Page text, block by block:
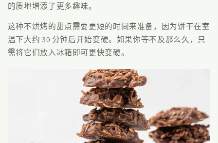
的质地增添了更多趣味。
这种不烘烤的甜点需要更短的时间来准备，因为饼干在室
温下大约 30 分钟后开始变硬。如果你等不及那么久，只
需将它们放入冰箱即可更快变硬。